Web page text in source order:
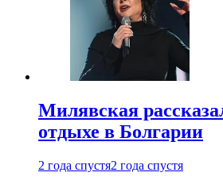
Милявская
отдыхе в Болгарии
2 года спустя2 года спустя